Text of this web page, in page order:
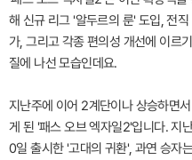
해 신규 리그 '알두르의 룬' 도입, 전
가, 그리고 각종 편의성 개선에 이르
질에 나선 모습인데요.
지난주에 이어 2계단이나 상승하면
게 된 '패스 오브 엑자일2'입니다. 지
0일 출시한 '고대의 귀환', 과연 승자